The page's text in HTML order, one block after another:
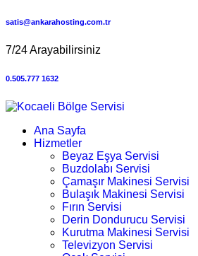
satis@ankarahosting.com.tr
7/24 Arayabilirsiniz
0.505.777 1632
Ana Sayfa
Hizmetler
Beyaz Eşya Servisi
Buzdolabı Servisi
Çamaşır Makinesi Servisi
Bulaşık Makinesi Servisi
Fırın Servisi
Derin Dondurucu Servisi
Kurutma Makinesi Servisi
Televizyon Servisi